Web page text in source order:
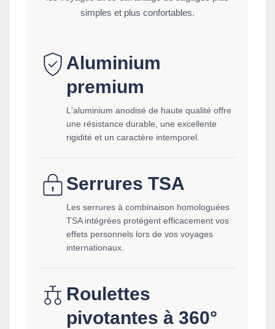
simples et plus confortables.
Aluminium
premium
L'aluminium anodisé de haute qualité offre
une résistance durable, une excellente
rigidité et un caractère intemporel.
Serrures TSA
Les serrures à combinaison homologuées
TSA intégrées protègent efficacement vos
effets personnels lors de vos voyages
internationaux.
Roulettes
pivotantes à 360°